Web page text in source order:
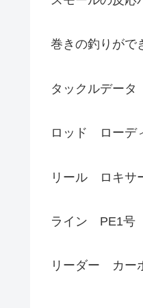
巻きの釣りがで
タックルデータ
ロッド ローデ
リール ロキサ
ライン PE1号
リーダー カー